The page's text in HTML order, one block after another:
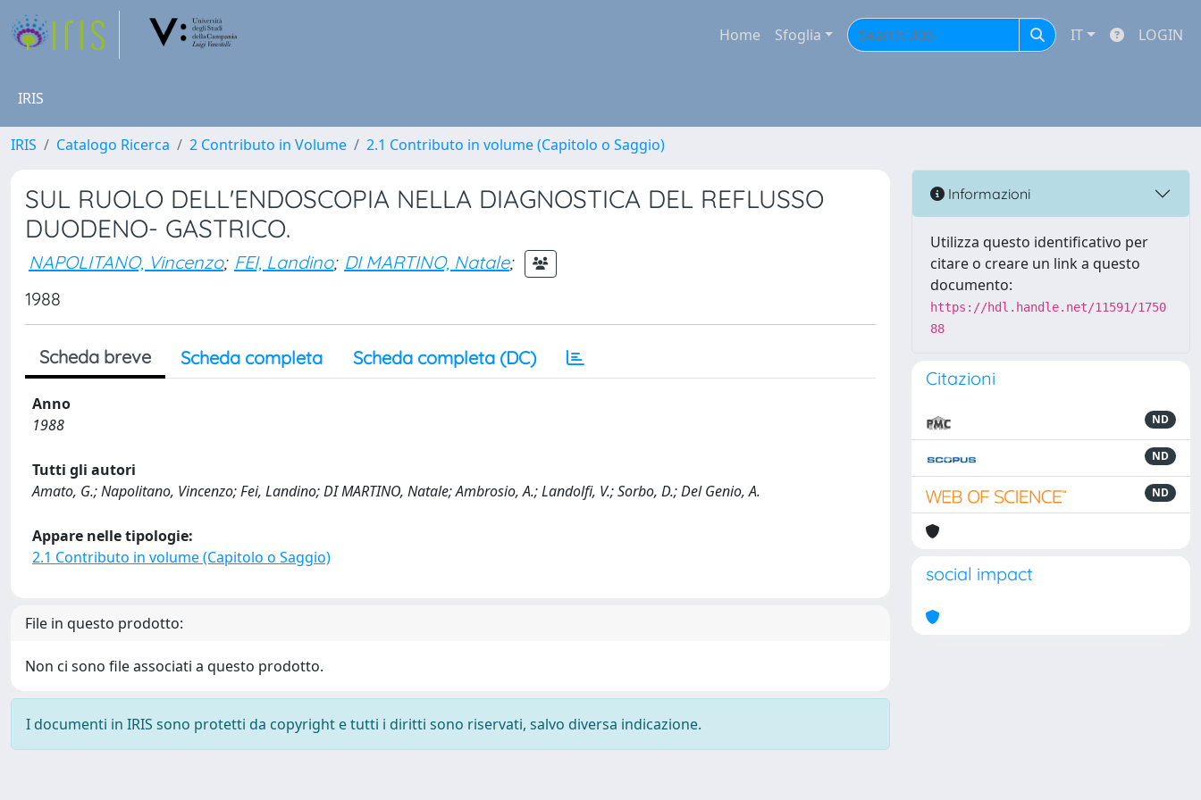
Home Sfoglia IT LOGIN
IRIS
IRIS Catalogo Ricerca 2 Contributo in Volume 2.1 Contributo in volume (Capitolo o Saggio)
SUL RUOLO DELL'ENDOSCOPIA NELLA DIAGNOSTICA DEL REFLUSSO
DUODENO- GASTRICO.
NAPOLITANO, Vincenzo; FEI, Landino; DI MARTINO, Natale;
1988
Scheda breve Scheda completa Scheda completa (DC)
Anno
1988
Tutti gli autori
Amato, G.; Napolitano, Vincenzo; Fei, Landino; DI MARTINO, Natale; Ambrosio, A.; Landolfi, V.; Sorbo, D.; Del Genio, A.
Appare nelle tipologie:
2.1 Contributo in volume (Capitolo o Saggio)
File in questo prodotto:
Non ci sono file associati a questo prodotto.
I documenti in IRIS sono protetti da copyright e tutti i diritti sono riservati, salvo diversa indicazione.
Informazioni
Utilizza questo identificativo per
citare o creare un link a questo
documento:
https://hdl.handle.net/11591/1750
88
Citazioni
ND
ND
ND
social impact